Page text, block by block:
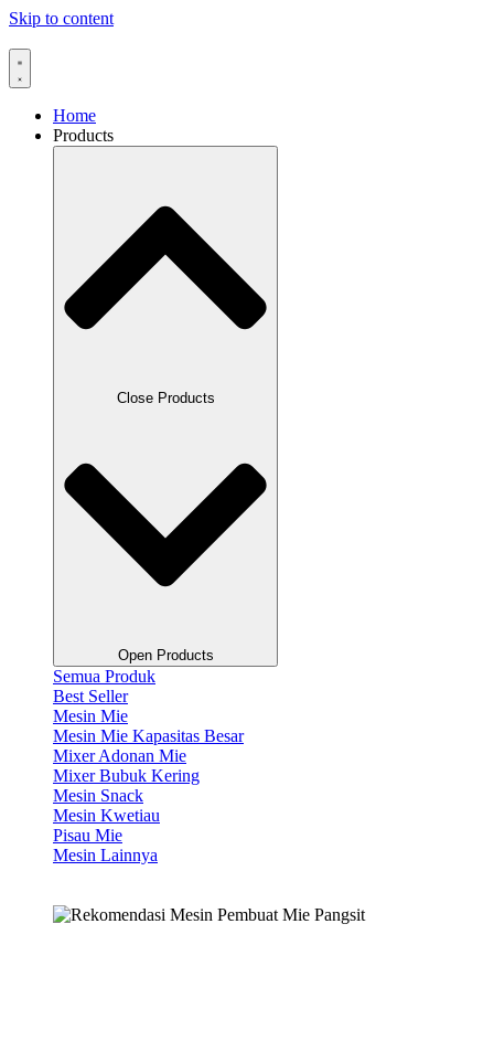
Skip to content
Home
Products
Close Products
Open Products
Semua Produk
Best Seller
Mesin Mie
Mesin Mie Kapasitas Besar
Mixer Adonan Mie
Mixer Bubuk Kering
Mesin Snack
Mesin Kwetiau
Pisau Mie
Mesin Lainnya